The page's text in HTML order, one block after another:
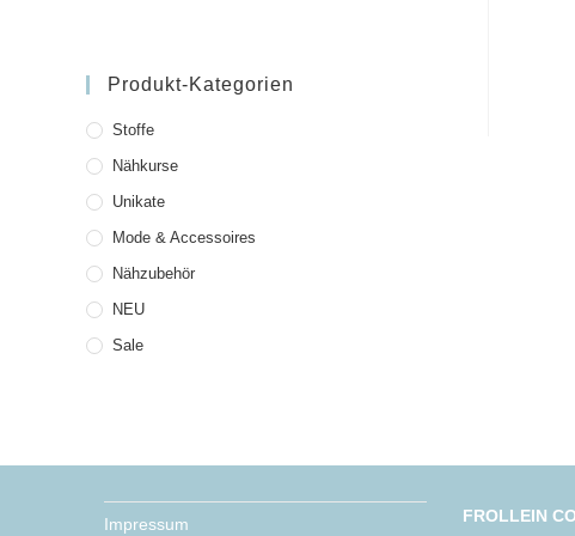
Produkt-Kategorien
Stoffe
Nähkurse
Unikate
Mode & Accessoires
Nähzubehör
NEU
Sale
Impressum FROLLEIN